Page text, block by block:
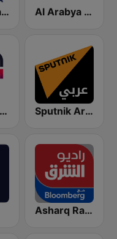
Al Jazeera Arabic (قناة الجزيرة) Al Arabya (العربية FM)
Al Arabiya (العربية FM) Sputnik Arabic (عربي)
Asharq Radio with Bloomberg